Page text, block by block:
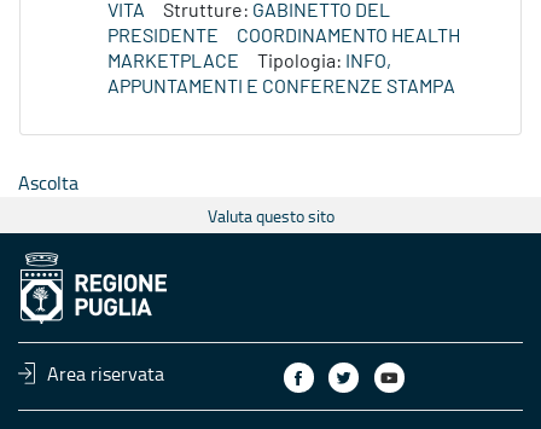
VITA
Strutture: GABINETTO DEL
PRESIDENTE
COORDINAMENTO HEALTH
MARKETPLACE
Tipologia:
INFO,
APPUNTAMENTI E CONFERENZE STAMPA
Ascolta
Valuta questo sito
Area riservata